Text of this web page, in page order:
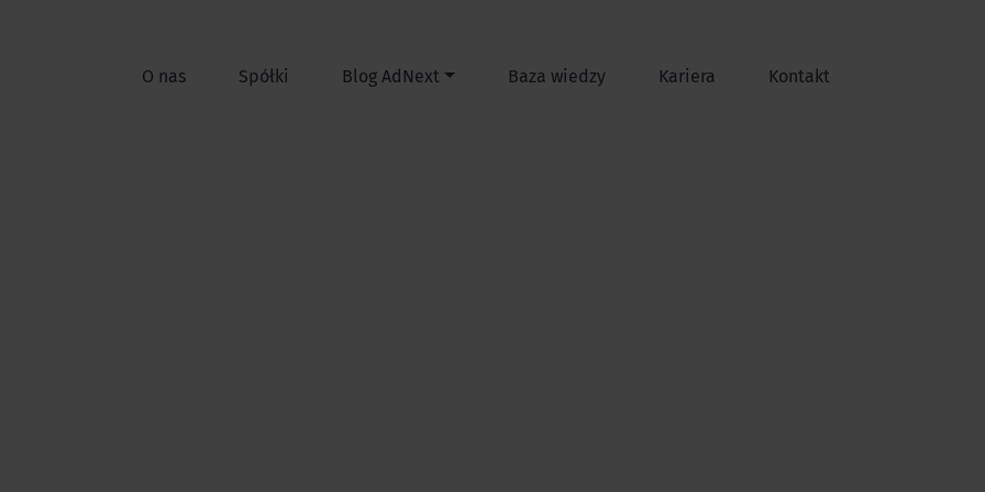
O nas Spółki Blog AdNext Baza wiedzy Kariera Kontakt